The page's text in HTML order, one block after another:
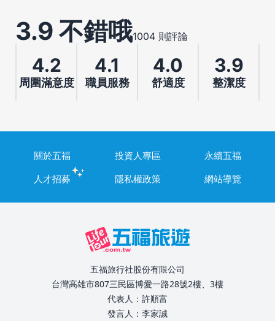
3.9 不錯哦1004 則評論
4.2
周圍滿意度
4.1
職員服務
4.0
舒適度
3.9
整潔度
關於五福 投資人專區
永續五福
人才招募
隱私權政策 網站導覽
五福旅行社股份有限公司
台灣高雄市807三民區博愛一路28號2樓、3樓
代表人：許順富
發言人：李家誠